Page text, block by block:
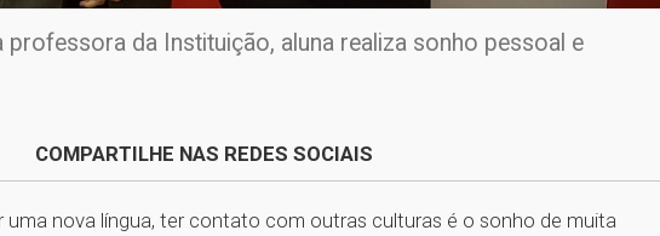
da Instituição, aluna realiza sonho pessoal e
COMPARTILHE NAS REDES SOCIAIS
uma nova língua, ter contato com outras culturas é o sonho de muita